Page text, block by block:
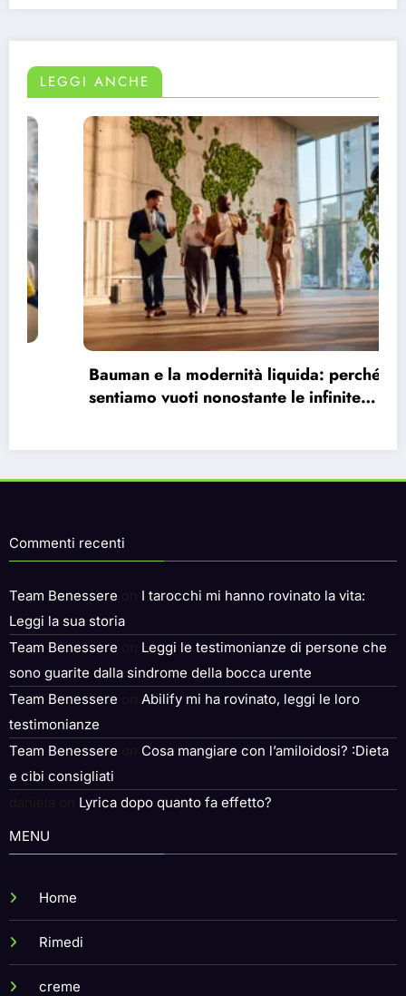
LEGGI ANCHE
Perché il capitalismo è
imbattibile?
Commenti recenti
Team Benessere
I tarocchi mi hanno rovinato la vita:
Leggi la sua storia
Team Benessere
Leggi le testimonianze di persone che
sono guarite dalla sindrome della bocca urente
Team Benessere
Abilify mi ha rovinato, leggi le loro
testimonianze
Team Benessere
Cosa mangiare con l’amiloidosi? :Dieta
e cibi consigliati
Lyrica dopo quanto fa effetto?
MENU
Home
Rimedi